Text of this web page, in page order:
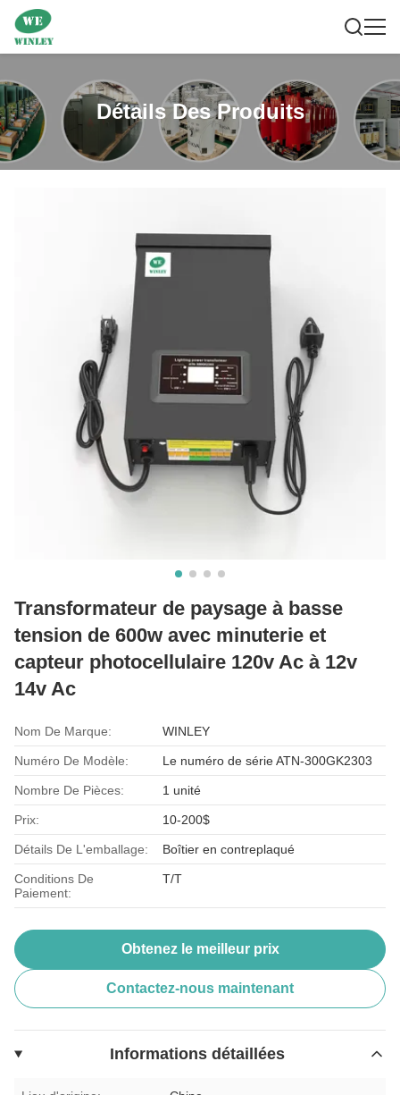
Détails Des Produits
Transformateur de paysage à basse
tension de 600w avec minuterie et
capteur photocellulaire 120v Ac à 12v
14v Ac
Nom De Marque: WINLEY
Numéro De Modèle: Le numéro de série ATN-300GK2303
Nombre De Pièces: 1 unité
Prix: 10-200$
Détails De L'emballage: Boîtier en contreplaqué
Conditions De
Paiement:
T/T
Obtenez le meilleur prix
Contactez-nous maintenant
Informations détaillées